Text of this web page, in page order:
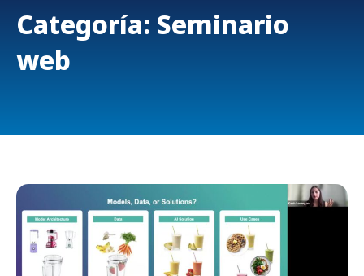
Categoría: Seminario
web